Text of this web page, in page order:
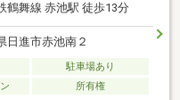
鶴舞線 赤池駅 徒歩13分
日進市赤池南２
駐車場あり
所有権